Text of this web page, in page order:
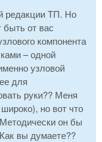
редакции ТП. Но
быть от вас
компонента
– одной
узловой
для
руки?? Меня
но вот что
он бы
вы думаете??